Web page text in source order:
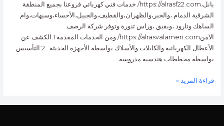
بانل،https://alrasf22.com/ خدمات فني كهربائي فروعنا بجميع المنطقة
الشرقية الدمام ،والخبر،والظهران،والقطيف،والجبيل،الأحساء،وسيهات،وام
الساهك وتارود ،وبقيق ،وراس تنورة وتوفر شركة الرصف
الآمنhttps://alrasvalamen.com/ ومن الخدمات المقدمة 1.الكشف عن
الأعطال الكهربائية والكابلات والأسلاك بواسطة الأجهزة الحديثة . 2.التأسيس
بواسطة مخططات هندسية مدروسة …
قراءة المزيد »